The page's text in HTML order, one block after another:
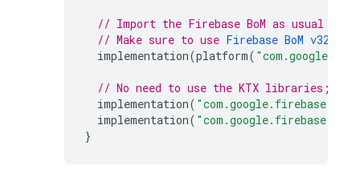
// Import the Firebase BoM as usual
// Make sure to use Firebase BoM v32.5.0
implementation(platform(
// No need to use the KTX libraries;
implementation(
implementation(
}